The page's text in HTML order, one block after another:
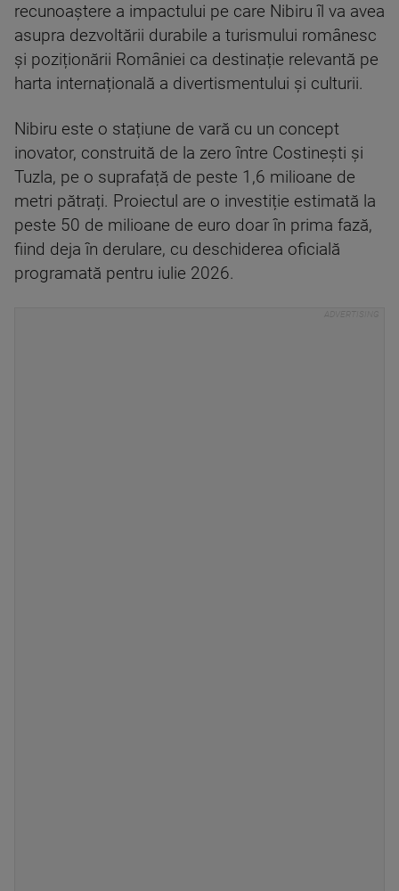
recunoaștere a impactului pe care Nibiru îl va avea
asupra dezvoltării durabile a turismului românesc
și poziționării României ca destinație relevantă pe
harta internațională a divertismentului și culturii.
Nibiru este o stațiune de vară cu un concept
inovator, construită de la zero între Costinești și
Tuzla, pe o suprafață de peste 1,6 milioane de
metri pătrați. Proiectul are o investiție estimată la
peste 50 de milioane de euro doar în prima fază,
fiind deja în derulare, cu deschiderea oficială
programată pentru iulie 2026.